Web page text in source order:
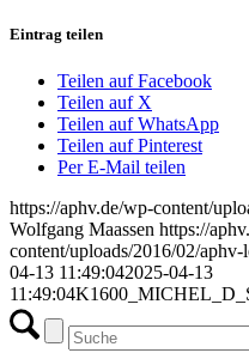
Eintrag teilen
Teilen auf Facebook
Teilen auf X
Teilen auf WhatsApp
Teilen auf Pinterest
Per E-Mail teilen
https://aphv.de/wp-content/
Wolfgang Maassen https://
content/uploads/2016/02/
04-13 11:49:042025-04-13
11:49:04